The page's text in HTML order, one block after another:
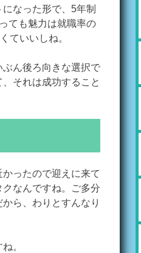
なった形で、5年制
ても魅力は就職率の
ていいしね。
ん後ろ向きな選択で
それは成功すること
ったので迎えに来て
なんですね。ご多分
ら、わりとすんなり
。